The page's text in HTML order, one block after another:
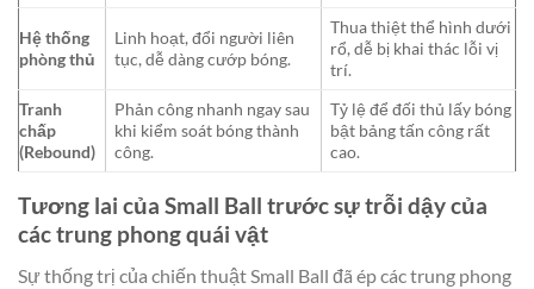
Hệ thống
phòng thủ
Linh hoạt, đổi người liên
tục, dễ dàng cướp bóng.
Thua thiệt thể hình dưới
rổ, dễ bị khai thác lỗi vị
trí.
Tranh
chấp
(Rebound)
Phản công nhanh ngay sau
khi kiểm soát bóng thành
công.
Tỷ lệ để đối thủ lấy bóng
bật bảng tấn công rất
cao.
Tương lai của Small Ball trước sự trỗi dậy của
các trung phong quái vật
Sự thống trị của chiến thuật Small Ball đã ép các trung phong